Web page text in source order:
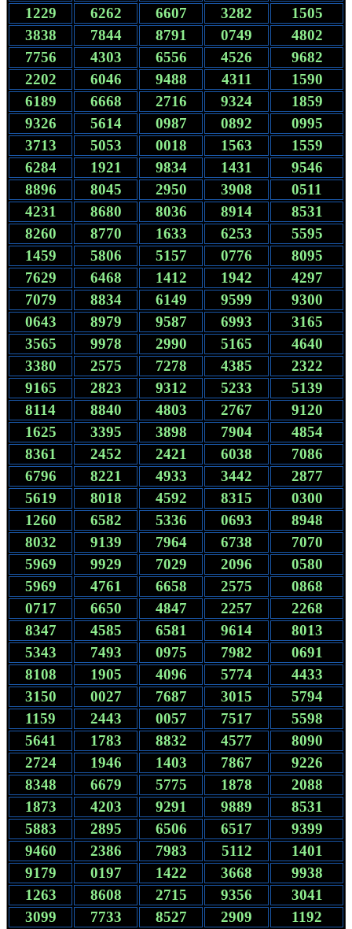
1229
6262 6607 3282
1505
3838
7844 8791 0749
4802
7756
4303 6556 4526
9682
2202
6046 9488 4311
1590
6189
6668 2716 9324
1859
9326
5614 0987 0892
0995
3713
5053 0018 1563
1559
6284
1921 9834 1431
9546
8896
8045 2950 3908
0511
4231
8680 8036 8914
8531
8260
8770 1633 6253
5595
1459
5806 5157 0776
8095
7629
6468 1412 1942
4297
7079
8834 6149 9599
9300
0643
8979 9587 6993
3165
3565
9978 2990 5165
4640
3380
2575 7278 4385
2322
9165
2823 9312 5233
5139
8114
8840 4803 2767
9120
1625
3395 3898 7904
4854
8361
2452 2421 6038
7086
6796
8221 4933 3442
2877
5619
8018 4592 8315
0300
1260
6582 5336 0693
8948
8032
9139 7964 6738
7070
5969
9929 7029 2096
0580
5969
4761 6658 2575
0868
0717
6650 4847 2257
2268
8347
4585 6581 9614
8013
5343
7493 0975 7982
0691
8108
1905 4096 5774
4433
3150
0027 7687 3015
5794
1159
2443 0057 7517
5598
5641
1783 8832 4577
8090
2724
1946 1403 7867
9226
8348
6679 5775 1878
2088
1873
4203 9291 9889
8531
5883
2895 6506 6517
9399
9460
2386 7983 5112
1401
9179
0197 1422 3668
9938
1263
8608 2715 9356
3041
3099
7733 8527 2909
1192